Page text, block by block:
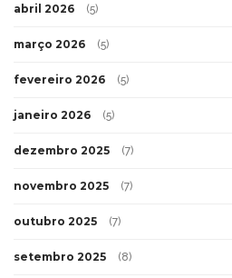
abril 2026 (5)
março 2026 (5)
fevereiro 2026 (5)
janeiro 2026 (5)
dezembro 2025 (7)
novembro 2025 (7)
outubro 2025 (7)
setembro 2025 (8)